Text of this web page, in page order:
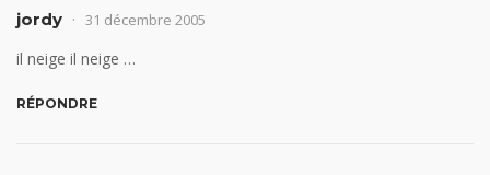
jordy 31 décembre 2005
il neige il neige …
RÉPONDRE